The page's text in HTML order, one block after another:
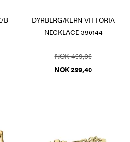
B
DYRBERG/KERN VITTORIA
NECKLACE 390144
NOK 499,00
NOK 299,40